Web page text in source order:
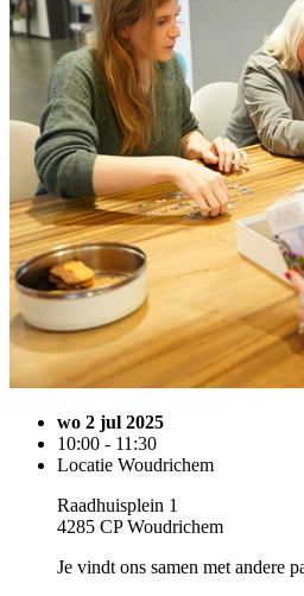
wo 2 jul 2025
10:00 - 11:30
Locatie Woudrichem
Raadhuisplein 1
4285 CP Woudrichem
Je vindt ons samen met andere